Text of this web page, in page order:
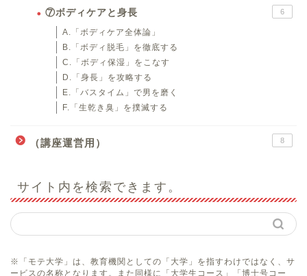
⑦ボディケアと身長 6
A.「ボディケア全体論」
B.「ボディ脱毛」を徹底する
C.「ボディ保湿」をこなす
D.「身長」を攻略する
E.「バスタイム」で男を磨く
F.「生乾き臭」を撲滅する
（講座運営用） 8
サイト内を検索できます。
※「モテ大学」は、教育機関としての「大学」を指すわけではなく、サ
ービスの名称となります。また同様に「大学生コース」「博士号コー